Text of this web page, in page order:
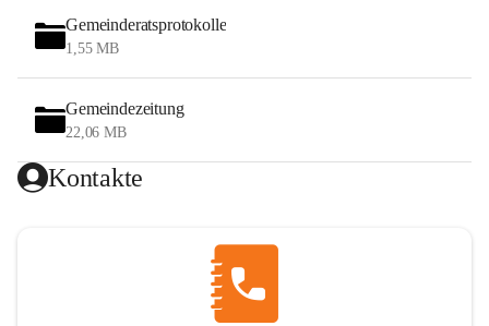
Gemeinderatsprotokolle
1,55 MB
Gemeindezeitung
22,06 MB
Kontakte